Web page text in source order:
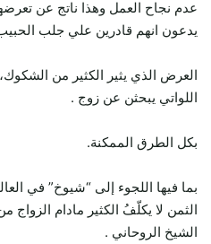
عدم نجاح العمل وهذا ناتج عن
يدعون انهم قادرين علي جلب
العرض الذي يثير الكثير من
اللواتي يبحثن عن زوج .
بكل الطرق الممكنة.
بما فيها اللجوء إلى “شيوخ” في
الثمن لا يكلّفُ الكثير مادام
الشيخ الروحاني .